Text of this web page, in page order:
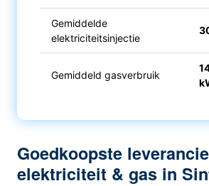
Gemiddelde
elektriciteitsinjectie
Gemiddeld gasverbruik
Goedkoopste
elektriciteit & gas in